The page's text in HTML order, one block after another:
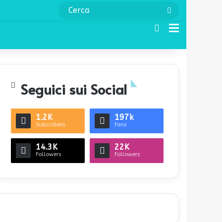
Cerca
Seguici sui Social
1.2K
Subscribers
197k
Fans
14.3K
Followers
22K
Followers